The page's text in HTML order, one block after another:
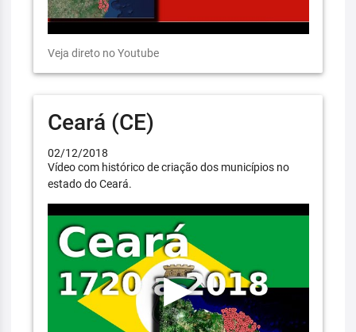
Veja direto no Youtube
Ceará (CE)
02/12/2018
Vídeo com histórico de criação dos municípios no
estado do Ceará.